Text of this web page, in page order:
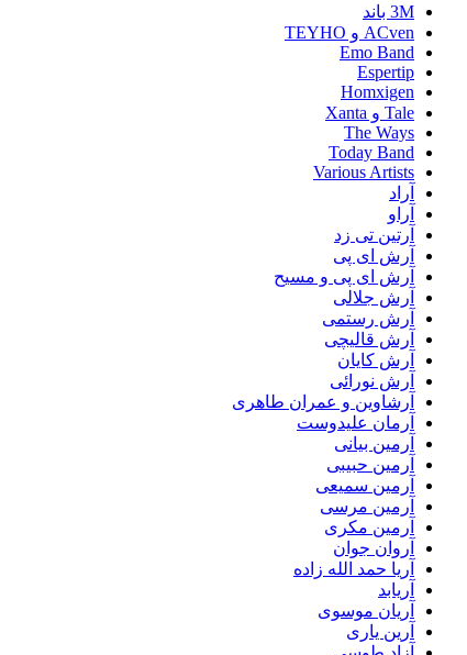
3M باند
ACven و TEYHO
Emo Band
Espertip
Homxigen
Tale و Xanta
The Ways
Today Band
Various Artists
آراد
آراو
آرتین تی زد
آرش ای پی
آرش ای پی و مسیح
آرش جلالی
آرش رستمی
آرش قالیچی
آرش کایان
آرش نورائی
آرشاوین و عمران طاهری
آرمان علیدوست
آرمین بیانی
آرمین حبیبی
آرمین سمیعی
آرمین مرسی
آرمین مکری
آروان جوان
آریا حمد الله زاده
آریابد
آریان موسوی
آرین یاری